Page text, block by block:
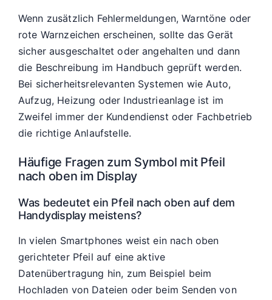
Wenn zusätzlich Fehlermeldungen, Warntöne oder
rote Warnzeichen erscheinen, sollte das Gerät
sicher ausgeschaltet oder angehalten und dann
die Beschreibung im Handbuch geprüft werden.
Bei sicherheitsrelevanten Systemen wie Auto,
Aufzug, Heizung oder Industrieanlage ist im
Zweifel immer der Kundendienst oder Fachbetrieb
die richtige Anlaufstelle.
Häufige Fragen zum Symbol mit Pfeil
nach oben im Display
Was bedeutet ein Pfeil nach oben auf dem
Handydisplay meistens?
In vielen Smartphones weist ein nach oben
gerichteter Pfeil auf eine aktive
Datenübertragung hin, zum Beispiel beim
Hochladen von Dateien oder beim Senden von